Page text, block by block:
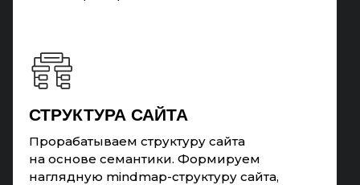
Прорабатываем структуру сайта
на основе семантики. Формируем
наглядную mindmap-структуру сайта,
СТРУКТУРА САЙТА